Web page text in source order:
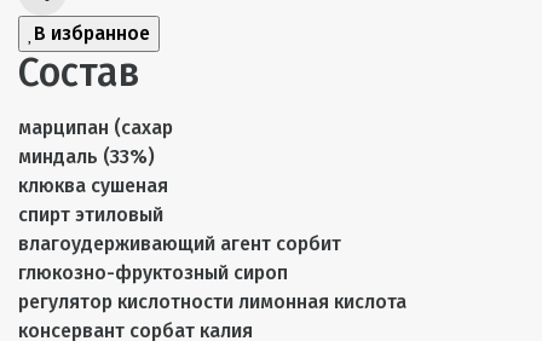
В избранное
Состав
марципан (сахар
миндаль (33%)
клюква сушеная
спирт этиловый
влагоудерживающий агент сорбит
глюкозно-фруктозный сироп
регулятор кислотности лимонная кислота
консервант сорбат калия